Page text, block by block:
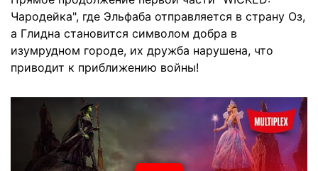
Чародейка", где Эльфаба отправляется в страну Оз,
а Глидна становится символом добра в
изумрудном городе, их дружба нарушена, что
приводит к приближению войны!